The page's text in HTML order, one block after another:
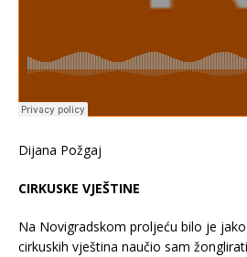
Dijana Požgaj
CIRKUSKE VJEŠTINE
Na Novigradskom proljeću bilo je
cirkuskih vještina naučio sam